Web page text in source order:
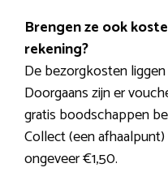
Brengen ze ook
rekening?
De bezorgkosten
Doorgaans zijn er
gratis boodschappen
Collect (een
ongeveer €1,50.